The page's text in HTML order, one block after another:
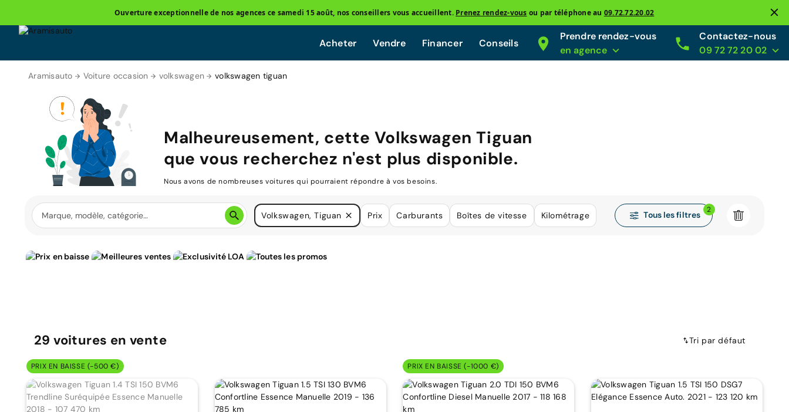
Ouverture exceptionnelle de nos agences ce samedi 15 août, nos conseillers vous accueillent. Prenez rendez-vous ou par téléphone au 09.72.72.20.02
Acheter Vendre Financer Conseils
Prendre rendez-vous
en agence
Contactez-nous
09 72 72 20 02
Aramisauto Voiture occasion volkswagen volkswagen tiguan
Malheureusement, cette Volkswagen Tiguan
que vous recherchez n'est plus disponible.
Nous avons de nombreuses voitures qui pourraient répondre à vos besoins.
Volkswagen, Tiguan Prix Carburants Boîtes de vitesse Kilométrage Tous les filtres
2
29voitures en vente Tri par défaut
PRIX EN BAISSE (-500 €) PRIX EN BAISSE (-1000 €)